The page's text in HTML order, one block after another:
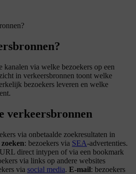
kanalen via welke bezoekers op een
in verkeersbronnen toont welke
bezoekers leveren en welke
verkeersbronnen
via onbetaalde zoekresultaten in
: bezoekers via SEA-advertenties.
direct intypen of via een bookmark
via links op andere websites
via social media. E-mail: bezoekers